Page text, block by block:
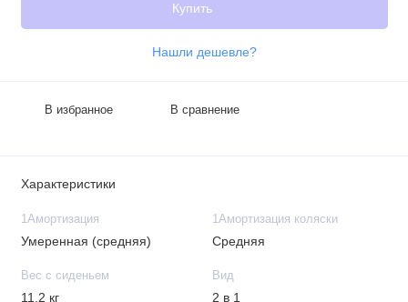
Купить
Нашли дешевле?
В избранное В сравнение
Характеристики
1Амортизация
Умеренная (средняя)
1Амортизация коляски
Средняя
Вес с сиденьем
11,2 кг
Вид
2 в 1